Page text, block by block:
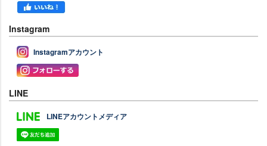
Instagram
Instagramアカウント
LINE
LINEアカウントメディア